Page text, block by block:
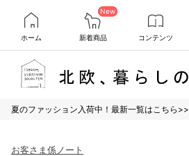
ホーム
New
新着商品 コンテンツ
夏のファッション入荷中！最新一覧はこちら>>
お客さま係ノート